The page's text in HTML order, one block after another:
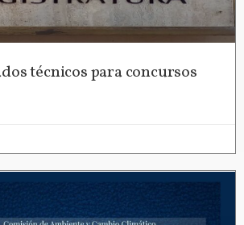
técnicos para concursos